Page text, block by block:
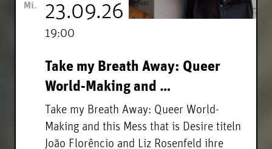
Mi. 23.09.26
19:00
Take my Breath Away: Queer
World-Making and …
Take my Breath Away: Queer World-
Making and this Mess that is Desire titeln
João Florêncio and Liz Rosenfeld ihre